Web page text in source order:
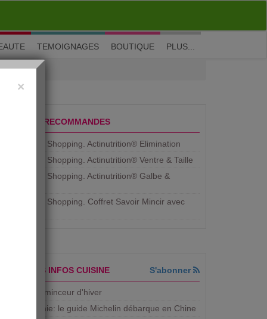
M'inscrire| Me connecter| ? Visite guidée
TEMOIGNAGES BOUTIQUE PLUS...
PRODUITS RECOMMANDES
Aujourdhui Shopping. Actinutrition® Elimination
Aujourdhui Shopping. Actinutrition® Ventre & Taille
Aujourdhui Shopping. Actinutrition® Galbe &
Aujourdhui Shopping. ​Coffret Savoir Mincir avec
DERNIERES INFOS CUISINE S'abonner
5 recettes minceur d'hiver
Gastronomie: le guide Michelin débarque en Chine
×